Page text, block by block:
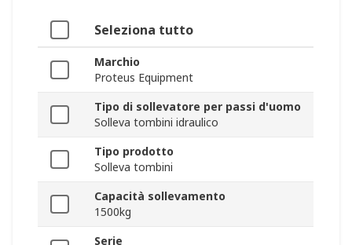
Seleziona tutto
Marchio
Proteus Equipment
Tipo di sollevatore per passi d'uomo
Solleva tombini idraulico
Tipo prodotto
Solleva tombini
Capacità sollevamento
1500kg
Serie